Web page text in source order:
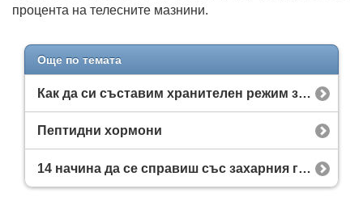
процента на телесните мазнини.
Още по темата
Как да си съставим хранителен режим за отслабване: стъпка по стъпка + примерно меню
Пептидни хормони
14 начина да се справиш със захарния глад